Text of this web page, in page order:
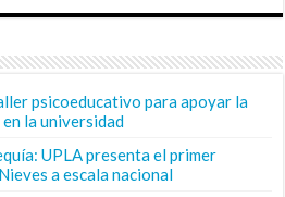
psicoeducativo para apoyar la
la universidad
UPLA presenta el primer
a escala nacional